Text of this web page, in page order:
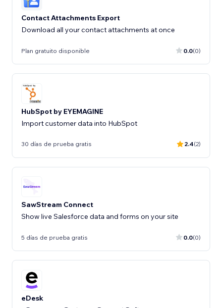
Contact Attachments Export
Download all your contact attachments at once
Plan gratuito disponible 0.0(0)
HubSpot by EYEMAGINE
Import customer data into HubSpot
30 días de prueba gratis 2.4(2)
SawStream Connect
Show live Salesforce data and forms on your site
5 días de prueba gratis 0.0(0)
eDesk